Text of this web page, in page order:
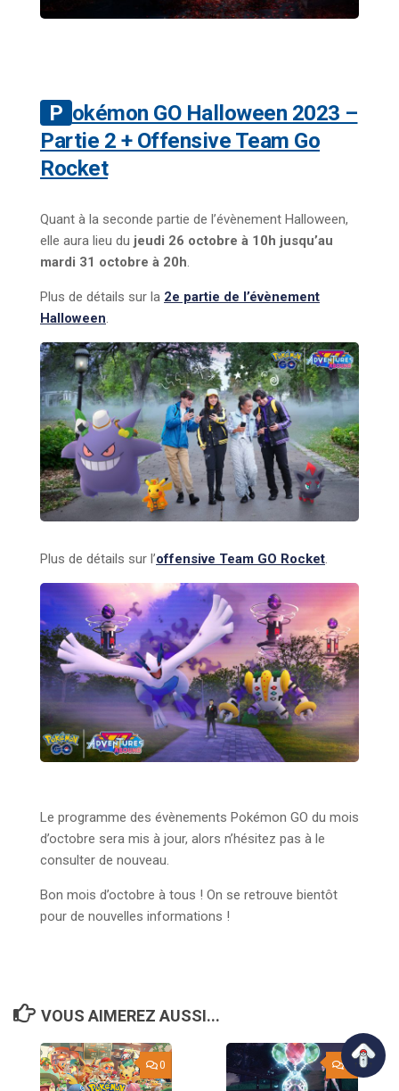
Pokémon GO Halloween 2023 –
Partie 2 + Offensive Team Go
Rocket
Quant à la seconde partie de l’évènement Halloween,
elle aura lieu du jeudi 26 octobre à 10h jusqu’au
mardi 31 octobre à 20h.
Plus de détails sur la 2e partie de l’évènement
Halloween.
Plus de détails sur l’offensive Team GO Rocket.
Le programme des évènements Pokémon GO du mois
d’octobre sera mis à jour, alors n’hésitez pas à le
consulter de nouveau.
Bon mois d’octobre à tous ! On se retrouve bientôt
pour de nouvelles informations !
VOUS AIMEREZ AUSSI...
0